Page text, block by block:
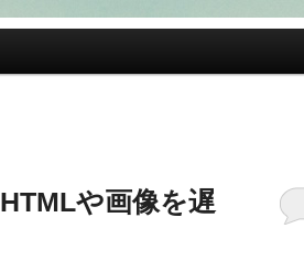
や画像を遅